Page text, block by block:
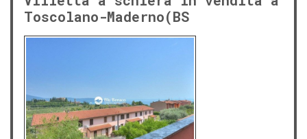
Toscolano-Maderno(BS